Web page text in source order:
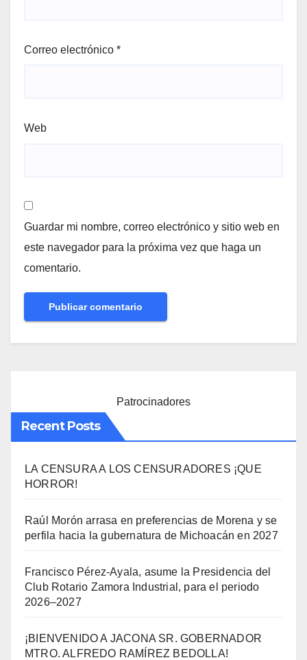
Correo electrónico *
Web
Guardar mi nombre, correo electrónico y sitio web en
este navegador para la próxima vez que haga un
comentario.
Patrocinadores
Recent Posts
LA CENSURA A LOS CENSURADORES ¡QUE
HORROR!
Raúl Morón arrasa en preferencias de Morena y se
perfila hacia la gubernatura de Michoacán en 2027
Francisco Pérez-Ayala, asume la Presidencia del
Club Rotario Zamora Industrial, para el periodo
2026–2027
¡BIENVENIDO A JACONA SR. GOBERNADOR
MTRO. ALFREDO RAMÍREZ BEDOLLA!